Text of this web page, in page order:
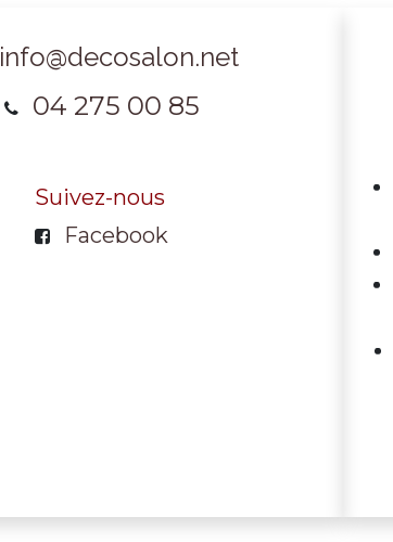
info@decosalon.net
04 275 00 85
Suivez-nous
Facebook